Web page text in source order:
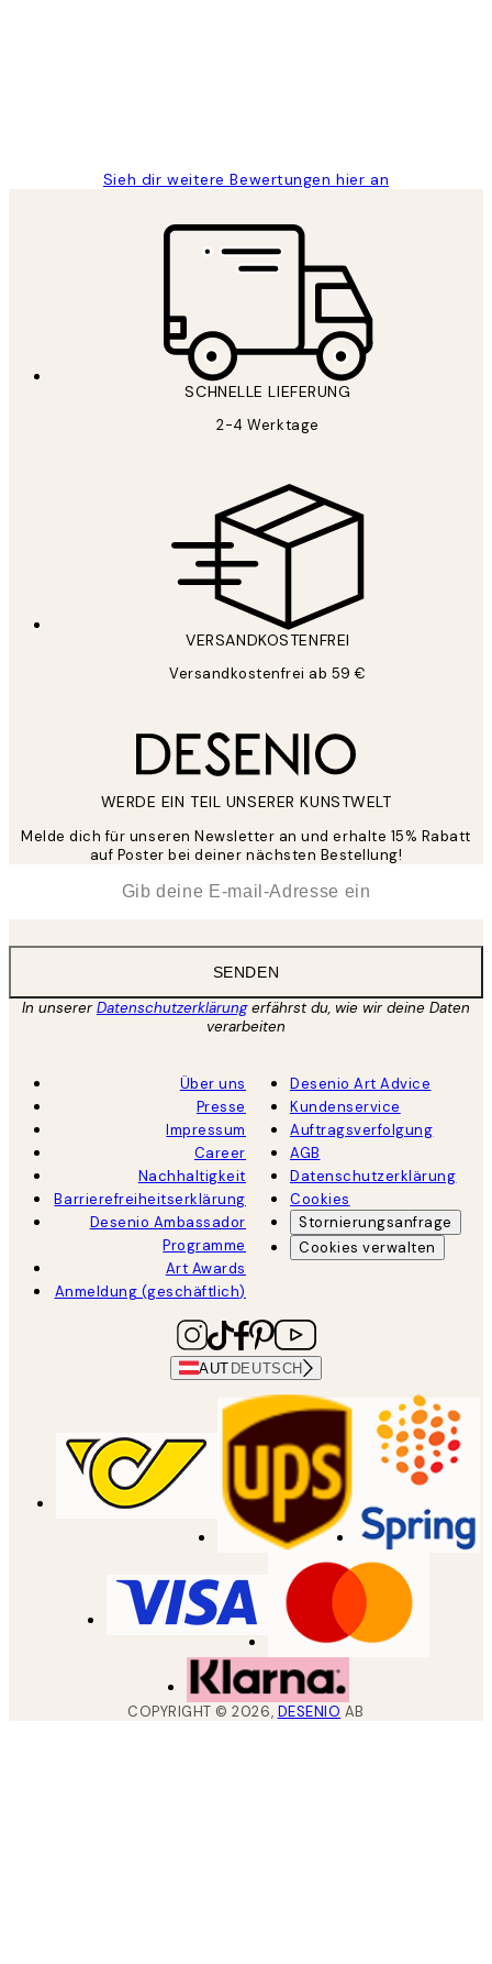
Sieh dir weitere Bewertungen hier an
SCHNELLE LIEFERUNG
2-4 Werktage
VERSANDKOSTENFREI
Versandkostenfrei ab 59 €
WERDE EIN TEIL UNSERER KUNSTWELT
Melde dich für unseren Newsletter an und erhalte 15% Rabatt
auf Poster bei deiner nächsten Bestellung!
SENDEN
In unsererDatenschutzerklärungerfährst du, wie wir deine Daten
verarbeiten
Über uns
Presse
Impressum
Career
Nachhaltigkeit
Barrierefreiheitserklärung
Desenio Ambassador
Programme
Art Awards
Anmeldung (geschäftlich)
Desenio Art Advice
Kundenservice
Auftragsverfolgung
AGB
Datenschutzerklärung
Cookies
Stornierungsanfrage
Cookies verwalten
AUT DEUTSCH
COPYRIGHT ©2026, DESENIO AB